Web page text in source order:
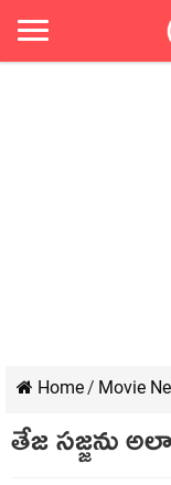
Home/ Movie
తేజ సజ్జను